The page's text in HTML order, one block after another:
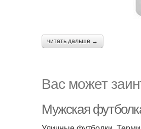
читать дальше →
Вас может
Мужская